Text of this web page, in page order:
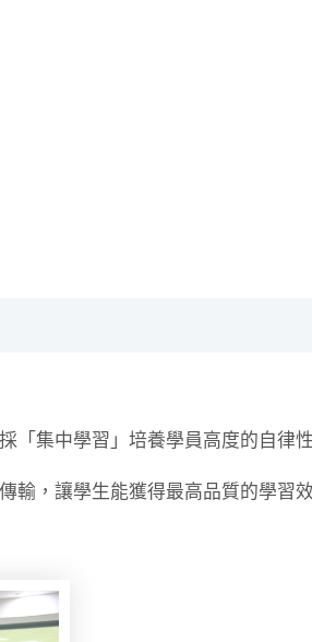
「集中學習」培養學員高度的自律性
輸，讓學生能獲得最高品質的學習效